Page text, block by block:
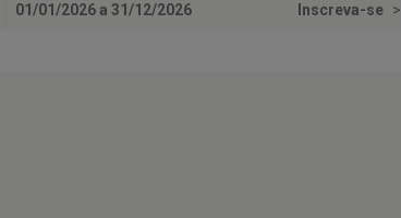
01/01/2026 a 31/12/2026 Inscreva-se >